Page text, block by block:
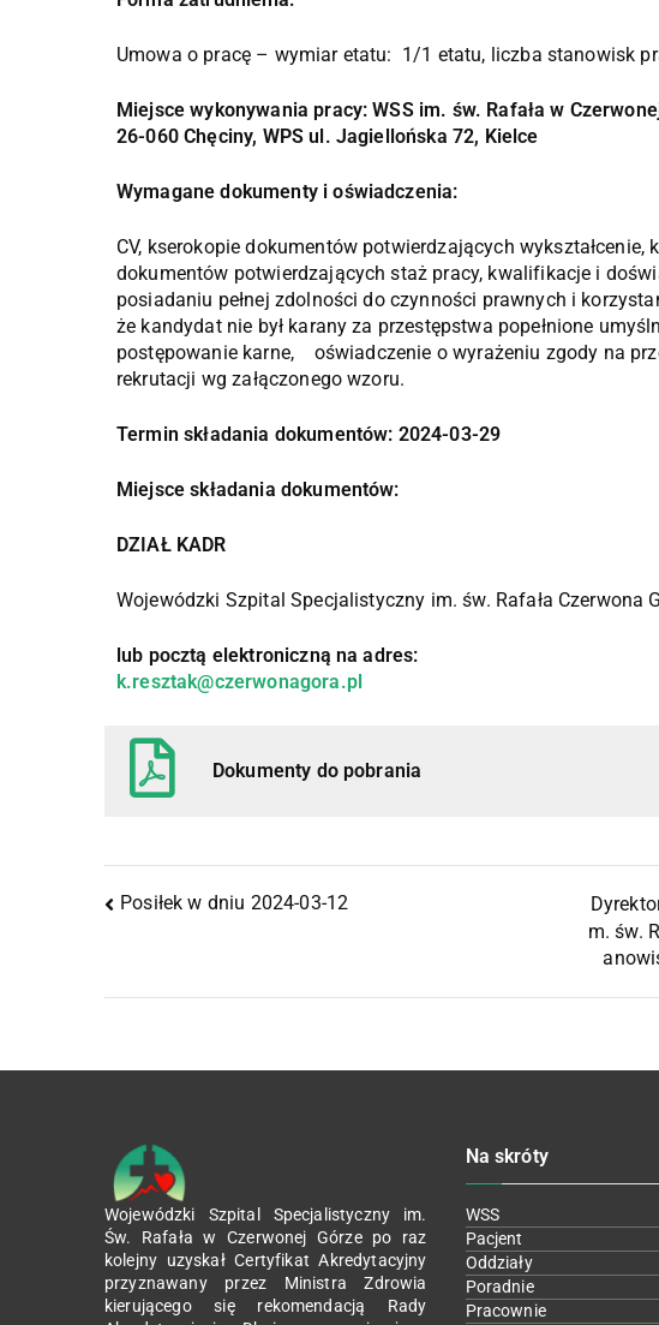
Umowa o pracę – wymiar etatu: 1/1 etatu, liczba stanowisk
Miejsce wykonywania pracy: WSS im. św. Rafała w
26-060 Chęciny, WPS ul. Jagiellońska 72, Kielce
Wymagane dokumenty i oświadczenia:
CV, kserokopie dokumentów potwierdzających
dokumentów potwierdzających staż pracy, kwalifikacje i
posiadaniu pełnej zdolności do czynności prawnych i
że kandydat nie był karany za przestępstwa popełnione
postępowanie karne, oświadczenie o wyrażeniu zgody na
rekrutacji wg załączonego wzoru.
Termin składania dokumentów: 2024-03-29
Miejsce składania dokumentów:
DZIAŁ KADR
Wojewódzki Szpital Specjalistyczny im. św. Rafała Czerwona
lub pocztą elektroniczną na adres:
k.resztak@czerwonagora.pl
Dokumenty do pobrania
Posiłek w dniu 2024-03-12
m. św.
Wojewódzki Szpital Specjalistyczny im.
Św. Rafała w Czerwonej Górze po raz
kolejny uzyskał Certyfikat Akredytacyjny
przyznawany przez Ministra Zdrowia
kierującego się rekomendacją Rady
Na skróty
WSS
Pacjent
Oddziały
Poradnie
Pracownie